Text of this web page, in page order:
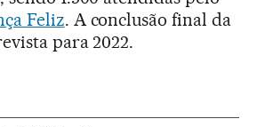
Feliz. A conclusão final da
para 2022.